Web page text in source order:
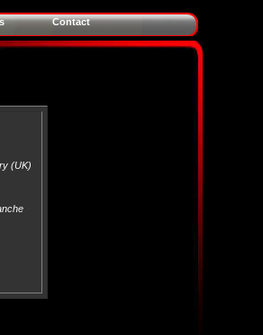
Contact
(UK)